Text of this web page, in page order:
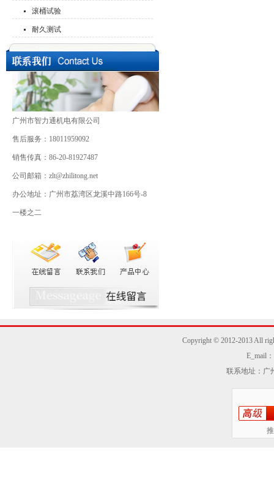
滚桶试验
耐久测试
广州市智力通机电有限公司
售后服务：18011959092
销售传真：86-20-81927487
公司邮箱：zlt@zhilitong.net
办公地址：广州市荔湾区龙溪中路166号-8
一楼之二
Copyright © 2012-2013 All
E_mail
联系地址：广